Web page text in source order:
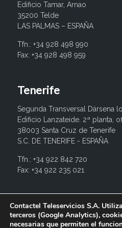
Edificio Tamar, Arnao
35200 Telde
LAS PALMAS – ESPAÑA
Tfn.: +34 928 498 990
Fax: +34 928 498 959
Tenerife
Segunda Transversal Dársena
Edificio Lanzateide. 2ª planta,
38003 Santa Cruz de Tenerife
S.C. DE TENERIFE - ESPAÑA
Tfn.: +34 922 842 720
Fax: +34 922 235 021
info@contactel.es
Contactel Teleservicios S.A.
terceros (Google Analytics),
necesarias que permiten el